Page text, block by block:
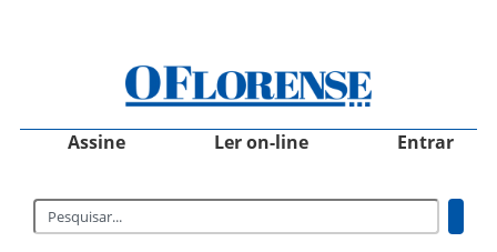
Assine Ler on-line Entrar